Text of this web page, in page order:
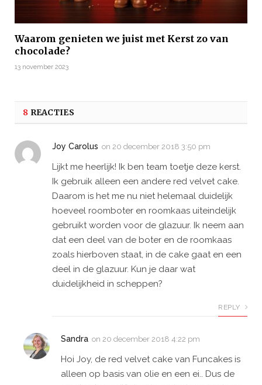
Waarom genieten we juist met Kerst zo van
chocolade?
13 november 2023
8 REACTIES
Joy Carolus on 20 december 2018 3:50 pm
Lijkt me heerlijk! Ik ben team toetje deze kerst.
Ik gebruik alleen een andere red velvet cake.
Daarom is het me nu niet helemaal duidelijk
hoeveel roomboter en roomkaas uiteindelijk
gebruikt worden voor de glazuur. Ik neem aan
dat een deel van de boter en de roomkaas
zoals hierboven staat, in de cake gaat en een
deel in de glazuur. Kun je daar wat
duidelijkheid in scheppen?
REPLY
Sandra on 20 december 2018 4:22 pm
Hoi Joy, de red velvet cake van Funcakes is
alleen op basis van olie en een ei.. Dus de